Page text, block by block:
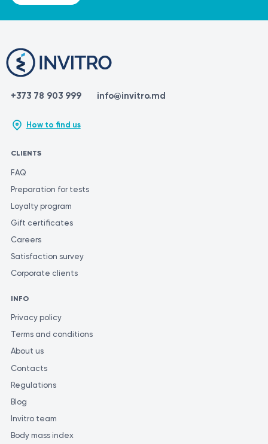
+373 78 903 999 info@invitro.md
How to find us
CLIENTS
FAQ
Preparation for tests
Loyalty program
Gift certificates
Careers
Satisfaction survey
Corporate clients
INFO
Privacy policy
Terms and conditions
About us
Contacts
Regulations
Blog
Invitro team
Body mass index